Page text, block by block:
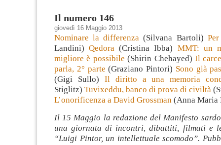
Il numero 146
giovedì 16 Maggio 2013
Nominare la differenza (Silvana Bartoli)
Landini)Qedora (Cristina Ibba) MMT: un
migliore è possibile (Shirin Chehayed)Il
parla, 2° parte (Graziano Pintori) Sono già
(Gigi Sullo) Il diritto a una memoria
Stiglitz) Tuvixeddu, banco di prova di civiltà
L’onorificenza a David Grossman (Anna Maria
Il 15 Maggio la redazione del Manifesto
una giornata di incontri, dibattiti, filmati e
“Luigi Pintor, un intellettuale scomodo”.